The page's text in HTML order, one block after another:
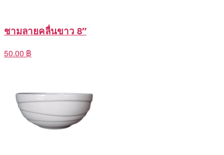
ชามลายคลื่นขาว 8″
50.00 ฿